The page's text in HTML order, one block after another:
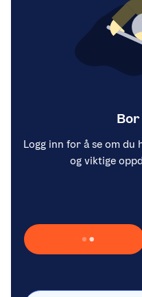
Logg inn for å se om
og viktige
Laster inn Vipps …